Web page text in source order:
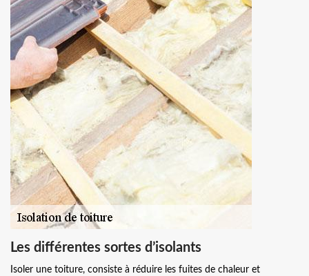
Les différentes sortes d’isolants
Isoler une toiture, consiste à réduire les fuites de chaleur et